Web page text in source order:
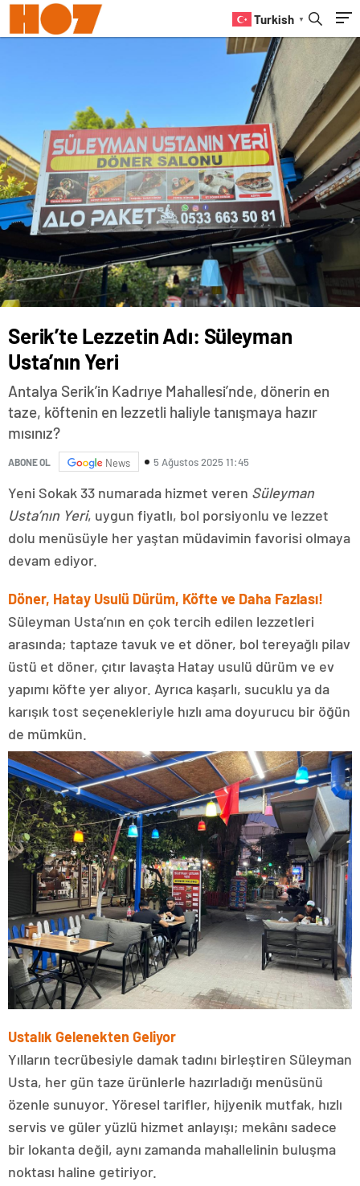
Turkish ▼
Serik’te Lezzetin Adı: Süleyman
Usta’nın Yeri
Antalya Serik’in Kadrıye Mahallesi’nde, dönerin en
taze, köftenin en lezzetli haliyle tanışmaya hazır
mısınız?
ABONE OL News 5 Ağustos 2025 11:45
Yeni Sokak 33 numarada hizmet veren Süleyman
Usta’nın Yeri, uygun fiyatlı, bol porsiyonlu ve lezzet
dolu menüsüyle her yaştan müdavimin favorisi olmaya
devam ediyor.
Döner, Hatay Usulü Dürüm, Köfte ve Daha Fazlası!
Süleyman Usta’nın en çok tercih edilen lezzetleri
arasında; taptaze tavuk ve et döner, bol tereyağlı pilav
üstü et döner, çıtır lavaşta Hatay usulü dürüm ve ev
yapımı köfte yer alıyor. Ayrıca kaşarlı, sucuklu ya da
karışık tost seçenekleriyle hızlı ama doyurucu bir öğün
de mümkün.
Ustalık Gelenekten Geliyor
Yılların tecrübesiyle damak tadını birleştiren Süleyman
Usta, her gün taze ürünlerle hazırladığı menüsünü
özenle sunuyor. Yöresel tarifler, hijyenik mutfak, hızlı
servis ve güler yüzlü hizmet anlayışı; mekânı sadece
bir lokanta değil, aynı zamanda mahallelinin buluşma
noktası haline getiriyor.